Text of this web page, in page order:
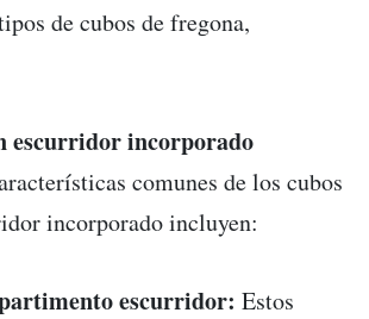
de cubos de fregona,
escurridor incorporado
comunes de los cubos
incorporado incluyen:
escurridor: Estos